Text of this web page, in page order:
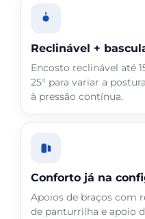
Reclinável +
Encosto reclinável até
25° para variar a
à pressão contínua.
Conforto já na
Apoios de braços com
de panturrilha e apoio